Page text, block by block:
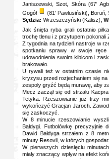
Janiszewski, Szot, Skóra (67'
Gogół
(81' Pawlusiński),
Sędzia: Wrzeszczyński (Kalisz),
Jak śnięta ryba grali ostatnio
trochę tlenu i z przytupem pokonali
Z tygodnia na tydzień nastroje w
spotkaniu sprawy w swoje
udowodnienia swoim kibicom i
brakowało.
U rywali też w ostatnim czasie
kryzysu przed rozjechaniem się na
zespoły gryźć będą murawę, aby
Mecz zaczął się od strzału
Tetyka. Rzeszowianie już trzy
wykończyć Gracjan Jaroch.
się zaskoczyć.
W 8 minucie rzeszowianie
Bałdygi. Futbolówkę precyzyjnie
Dawid Bałdyga strzałem z 8
minuty Resovii, w których
W pierwszych dziesięciu
miały znaczący wpływ na efekt